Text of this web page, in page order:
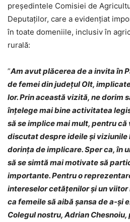
președintele Comisiei de
Deputaților, care a evidențiat
în toate domeniile, inclusiv în
rurală:
”Am avut plăcerea de a invita în
de femei din județul Olt,
lor. Prin această vizită, ne dorim
înțelege mai bine activitatea
să se implice mai mult, pentru că
discutat despre ideile și viziunile
dorința de implicare. Sper ca, în
să se simtă mai motivate să
importante. Pentru o
intereselor cetățenilor și un viitor
ca femeile să aibă șansa de a-și
Colegul nostru, Adrian